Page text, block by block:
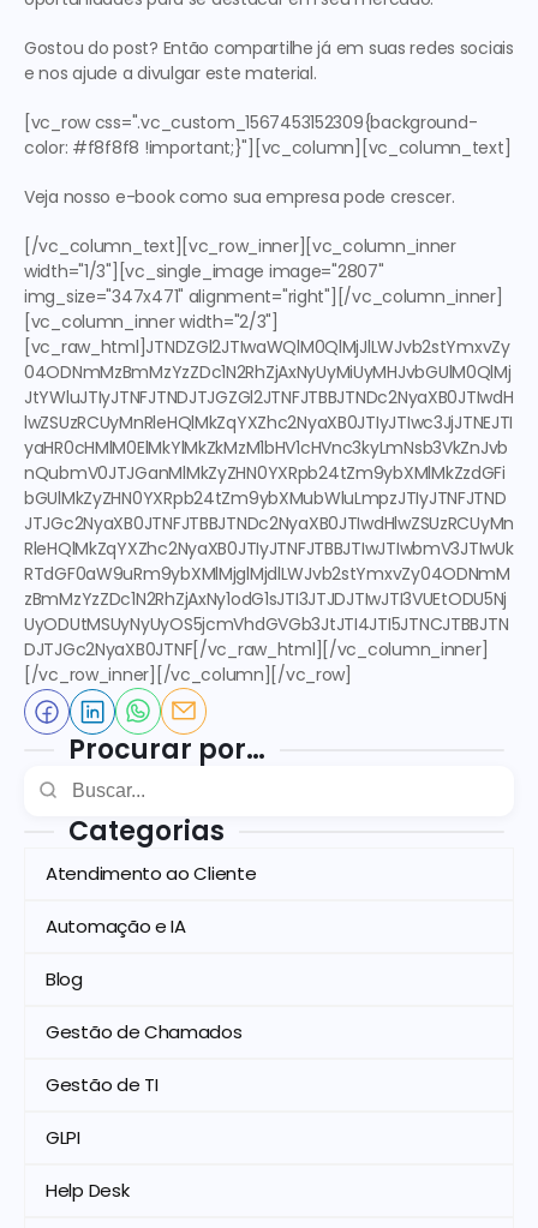
Gostou do post? Então compartilhe já em suas redes sociais
e nos ajude a divulgar este material.
[vc_row css=".vc_custom_1567453152309{background-
color: #f8f8f8 !important;}"][vc_column][vc_column_text]
Veja nosso e-book como sua empresa pode crescer.
[/vc_column_text][vc_row_inner][vc_column_inner
width="1/3"][vc_single_image image="2807"
img_size="347x471" alignment="right"][/vc_column_inner]
[vc_column_inner width="2/3"]
[vc_raw_html]JTNDZGl2JTIwaWQlM0QlMjJlLWJvb2stYmxvZy
04ODNmMzBmMzYzZDc1N2RhZjAxNyUyMiUyMHJvbGUlM0QlMj
JtYWluJTIyJTNFJTNDJTJGZGl2JTNFJTBBJTNDc2NyaXB0JTIwdH
lwZSUzRCUyMnRleHQlMkZqYXZhc2NyaXB0JTIyJTIwc3JjJTNEJTI
yaHR0cHMlM0ElMkYlMkZkMzM1bHV1cHVnc3kyLmNsb3VkZnJvb
nQubmV0JTJGanMlMkZyZHN0YXRpb24tZm9ybXMlMkZzdGFi
bGUlMkZyZHN0YXRpb24tZm9ybXMubWluLmpzJTIyJTNFJTND
JTJGc2NyaXB0JTNFJTBBJTNDc2NyaXB0JTIwdHlwZSUzRCUyMn
RleHQlMkZqYXZhc2NyaXB0JTIyJTNFJTBBJTIwJTIwbmV3JTIwUk
RTdGF0aW9uRm9ybXMlMjglMjdlLWJvb2stYmxvZy04ODNmM
zBmMzYzZDc1N2RhZjAxNy1odG1sJTI3JTJDJTIwJTI3VUEtODU5Nj
UyODUtMSUyNyUyOS5jcmVhdGVGb3JtJTI4JTI5JTNCJTBBJTN
DJTJGc2NyaXB0JTNF[/vc_raw_html][/vc_column_inner]
[/vc_row_inner][/vc_column][/vc_row]
Procurar por…
Categorias
Atendimento ao Cliente
Automação e IA
Blog
Gestão de Chamados
Gestão de TI
GLPI
Help Desk